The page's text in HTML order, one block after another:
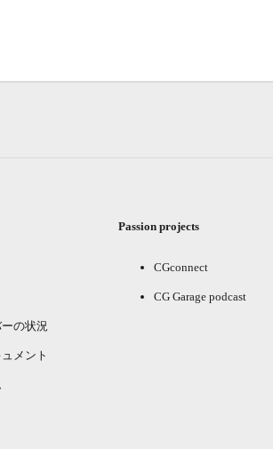
の状況
メント
Passion projects
CGconnect
CG Garage podcast